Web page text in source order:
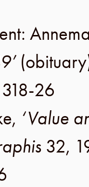
:
26
, ‘Value
32,